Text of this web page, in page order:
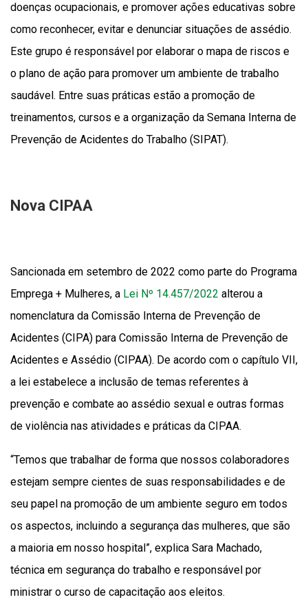
doenças ocupacionais, e promover ações educativas sobre
como reconhecer, evitar e denunciar situações de assédio.
Este grupo é responsável por elaborar o mapa de riscos e
o plano de ação para promover um ambiente de trabalho
saudável. Entre suas práticas estão a promoção de
treinamentos, cursos e a organização da Semana Interna de
Prevenção de Acidentes do Trabalho (SIPAT).
Nova CIPAA
Sancionada em setembro de 2022 como parte do Programa
Emprega + Mulheres, a Lei Nº 14.457/2022 alterou a
nomenclatura da Comissão Interna de Prevenção de
Acidentes (CIPA) para Comissão Interna de Prevenção de
Acidentes e Assédio (CIPAA). De acordo com o capítulo VII,
a lei estabelece a inclusão de temas referentes à
prevenção e combate ao assédio sexual e outras formas
de violência nas atividades e práticas da CIPAA.
“Temos que trabalhar de forma que nossos colaboradores
estejam sempre cientes de suas responsabilidades e de
seu papel na promoção de um ambiente seguro em todos
os aspectos, incluindo a segurança das mulheres, que são
a maioria em nosso hospital”, explica Sara Machado,
técnica em segurança do trabalho e responsável por
ministrar o curso de capacitação aos eleitos.